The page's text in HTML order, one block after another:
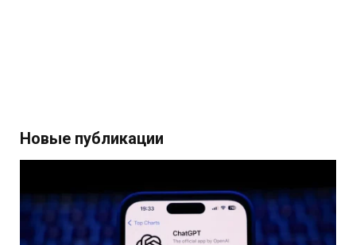
Новые публикации